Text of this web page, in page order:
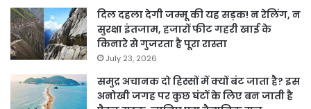
दिल दहला देगी जम्मू की यह सड़क! न रेलिंग, न
सुरक्षा इंतजाम, हजारों फीट गहरी खाई के
किनारे से गुजरता है पूरा रास्ता
July 23, 2026
समुद्र अचानक दो हिस्सों में क्यों बंट जाता है? इस
अनोखी जगह पर कुछ घंटों के लिए बन जाती है